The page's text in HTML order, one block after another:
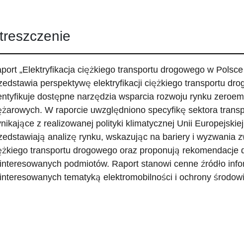
„Elektryfikacja ciężkiego transportu drogowego w
perspektywę elektryfikacji ciężkiego transportu
dostępne narzędzia wsparcia rozwoju rynku
W raporcie uwzględniono specyfikę sektora
z realizowanej polityki klimatycznej Unii
analizę rynku, wskazując na bariery i wyzwania
transportu drogowego oraz proponują rekomendacje
podmiotów. Raport stanowi cenne źródło
tematyką elektromobilności i ochrony